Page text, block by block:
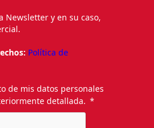
Newsletter y en su caso,
Política de
de mis datos personales
detallada.